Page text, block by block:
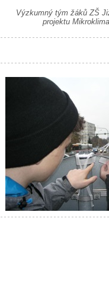
Výzkumný tým žáků ZŠ
projektu